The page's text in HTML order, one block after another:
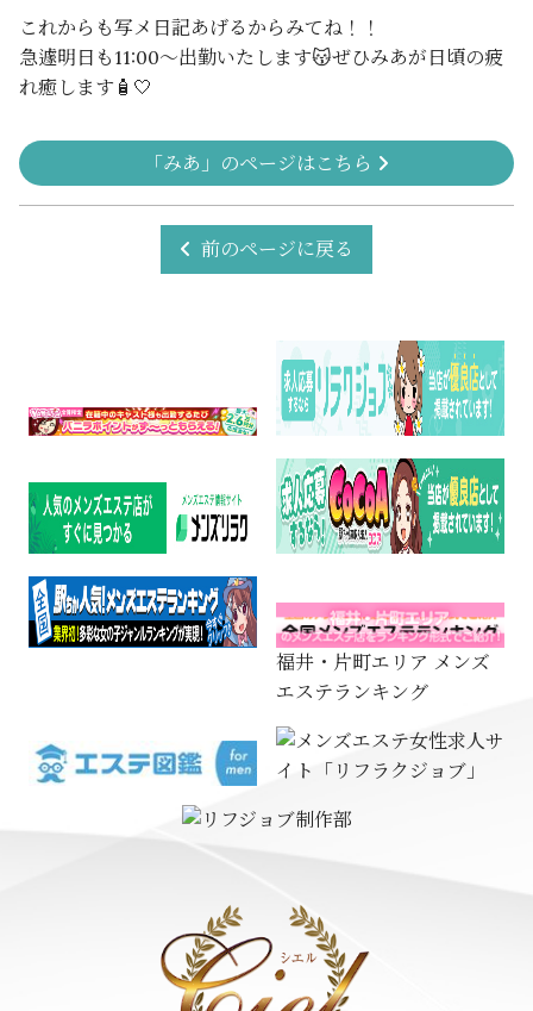
これからも写メ日記あげるからみてね！！
急遽明日も11:00〜出勤いたします😽ぜひみあが日頃の疲
れ癒します🧴🤍
「みあ」のページはこちら
前のページに戻る
福井・片町エリア メンズ
エステランキング